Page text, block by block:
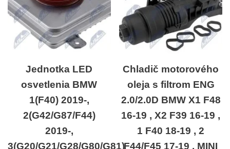
Jednotka LED
osvetlenia BMW
1(F40) 2019-,
2(G42/G87/F44)
2019-,
3(G20/G21/G28/G80/G81)
Chladič motorového
oleja s filtrom ENG
2.0/2.0D BMW X1 F48
16-19 , X2 F39 16-19 ,
1 F40 18-19 , 2
F44/F45 17-19 , MINI